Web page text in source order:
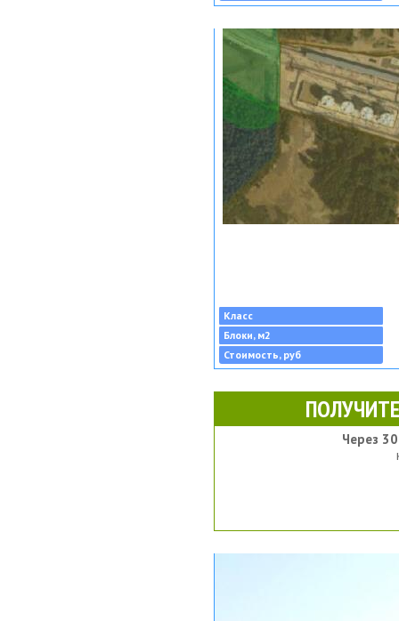
Класс
Блоки, м2
Стоимость, руб
Через